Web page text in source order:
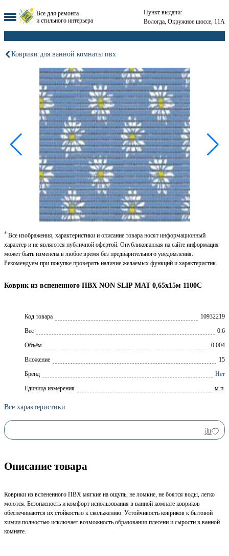
Все для ремонта
и стильного интерьера
Пункт выдачи:
Вологда, Окружное шоссе, 11А
Коврики для ванной комнаты пвх
Коврик из вспененного ПВХ NON SLIP MAT 0,65х15м 1100С
Код товара
10932219
Вес
0.6
Объём
0.004
Вложение
15
Брeнд
Нет
Единица измерения
м.п.
Все характеристики
* Все изображения, характеристики и описание товара носят информационный
характер и не являются публичной офертой. Опубликованная на сайте информация
может быть изменена в любое время без предварительного уведомления.
Рекомендуем при покупке проверять наличие желаемых функций и характеристик.
Описание товара
Коврики из вспененного ПВХ мягкие на ощупь, не ломкие, не боятся воды, легко
моются. Безопасность и комфорт использования в ванной комнате ковриков
обеспечиваются их стойкостью к скольжению. Устойчивость ковриков к бытовой
химии полностью исключает возможность образования плесени и сырости в ванной
комнате.